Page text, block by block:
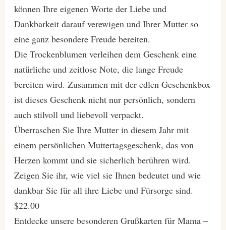
können Ihre eigenen Worte der Liebe und
Dankbarkeit darauf verewigen und Ihrer Mutter so
eine ganz besondere Freude bereiten.
Die Trockenblumen verleihen dem Geschenk eine
natürliche und zeitlose Note, die lange Freude
bereiten wird. Zusammen mit der edlen Geschenkbox
ist dieses Geschenk nicht nur persönlich, sondern
auch stilvoll und liebevoll verpackt.
Überraschen Sie Ihre Mutter in diesem Jahr mit
einem persönlichen Muttertagsgeschenk, das von
Herzen kommt und sie sicherlich berühren wird.
Zeigen Sie ihr, wie viel sie Ihnen bedeutet und wie
dankbar Sie für all ihre Liebe und Fürsorge sind.
$22.00
Entdecke unsere besonderen Grußkarten für Mama –